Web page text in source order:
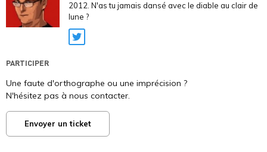
2012. N'as tu jamais dansé avec le diable au clair de
lune ?
Twitter
PARTICIPER
Une faute d'orthographe ou une imprécision ?
N'hésitez pas à nous contacter.
Envoyer un ticket